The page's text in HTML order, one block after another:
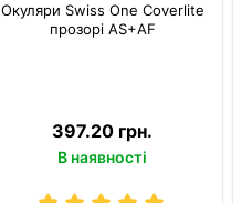
Окуляри Swiss One Coverlite
прозорі AS+AF
397.20 грн.
В наявності